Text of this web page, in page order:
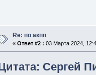
Re: по акпп
«Ответ #2 : 03 Марта 2024,
Сергей